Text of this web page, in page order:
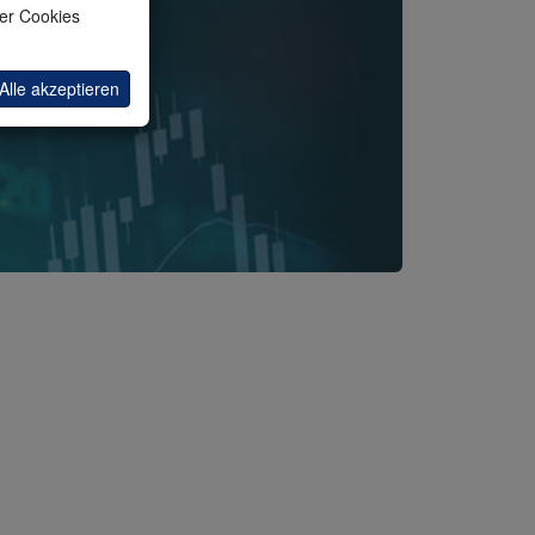
Cookies
Alle akzeptieren